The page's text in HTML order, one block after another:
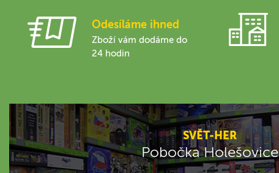
Odesíláme ihned
Zboží vám dodáme do
24 hodin
SVĚT-HER
Pobočka Holešovice